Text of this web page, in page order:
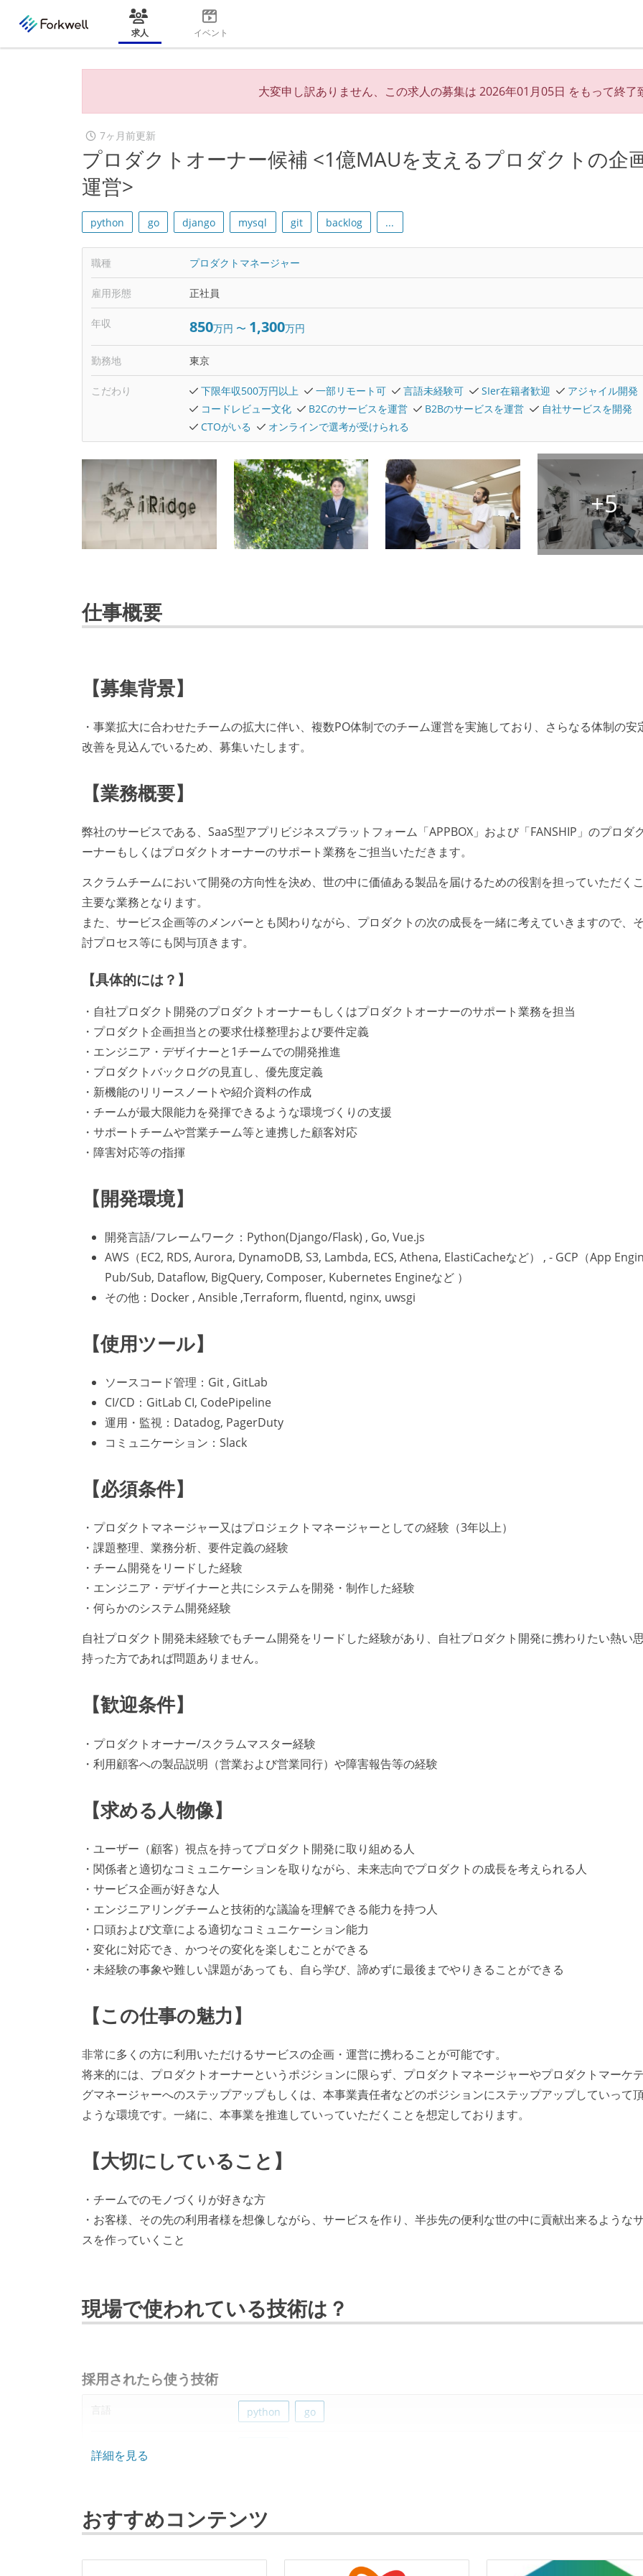
求人 イベント
大変申し訳ありません、この求人の募集は 2026年01月05日 をもって終了
7ヶ月前更新
プロダクトオーナー候補 <1億MAUを支えるプロダクトの企
運営>
python go django mysql git backlog ...
職種 プロダクトマネージャー
雇用形態 正社員
年収 850万円 〜 1,300万円
勤務地 東京
こだわり 下限年収500万円以上 一部リモート可 言語未経験可 SIer在籍者歓迎
アジャイル開発
コードレビュー文化
B2Cのサービスを運営 B2Bのサービスを運営
自社サービスを開発
CTOがいる
オンラインで選考が受けられる
仕事概要
【募集背景】
・事業拡大に合わせたチームの拡大に伴い、複数PO体制でのチーム運営を実施しており、さらなる体制の安
改善を見込んでいるため、募集いたします。
【業務概要】
弊社のサービスである、SaaS型アプリビジネスプラットフォーム「APPBOX」および「FANSHIP」のプロダ
ーナーもしくはプロダクトオーナーのサポート業務をご担当いただきます。
スクラムチームにおいて開発の方向性を決め、世の中に価値ある製品を届けるための役割を担っていただく
主要な業務となります。
また、サービス企画等のメンバーとも関わりながら、プロダクトの次の成長を一緒に考えていきますので、
討プロセス等にも関与頂きます。
【具体的には？】
・自社プロダクト開発のプロダクトオーナーもしくはプロダクトオーナーのサポート業務を担当
・プロダクト企画担当との要求仕様整理および要件定義
・エンジニア・デザイナーと1チームでの開発推進
・プロダクトバックログの見直し、優先度定義
・新機能のリリースノートや紹介資料の作成
・チームが最大限能力を発揮できるような環境づくりの支援
・サポートチームや営業チーム等と連携した顧客対応
・障害対応等の指揮
【開発環境】
開発言語/フレームワーク：Python(Django/Flask) , Go, Vue.js
AWS（EC2, RDS, Aurora, DynamoDB, S3, Lambda, ECS, Athena, ElastiCacheなど） , - GCP（App
Pub/Sub, Dataflow, BigQuery, Composer, Kubernetes Engineなど ）
その他：Docker , Ansible ,Terraform, fluentd, nginx, uwsgi
【使用ツール】
ソースコード管理：Git , GitLab
CI/CD：GitLab CI, CodePipeline
運用・監視：Datadog, PagerDuty
コミュニケーション：Slack
【必須条件】
・プロダクトマネージャー又はプロジェクトマネージャーとしての経験（3年以上）
・課題整理、業務分析、要件定義の経験
・チーム開発をリードした経験
・エンジニア・デザイナーと共にシステムを開発・制作した経験
・何らかのシステム開発経験
自社プロダクト開発未経験でもチーム開発をリードした経験があり、自社プロダクト開発に携わりたい熱い
持った方であれば問題ありません。
【歓迎条件】
・プロダクトオーナー/スクラムマスター経験
・利用顧客への製品説明（営業および営業同行）や障害報告等の経験
【求める人物像】
・ユーザー（顧客）視点を持ってプロダクト開発に取り組める人
・関係者と適切なコミュニケーションを取りながら、未来志向でプロダクトの成長を考えられる人
・サービス企画が好きな人
・エンジニアリングチームと技術的な議論を理解できる能力を持つ人
・口頭および文章による適切なコミュニケーション能力
・変化に対応でき、かつその変化を楽しむことができる
・未経験の事象や難しい課題があっても、自ら学び、諦めずに最後までやりきることができる
【この仕事の魅力】
非常に多くの方に利用いただけるサービスの企画・運営に携わることが可能です。
将来的には、プロダクトオーナーというポジションに限らず、プロダクトマネージャーやプロダクトマーケ
グマネージャーへのステップアップもしくは、本事業責任者などのポジションにステップアップしていって
ような環境です。一緒に、本事業を推進していっていただくことを想定しております。
【大切にしていること】
・チームでのモノづくりが好きな方
・お客様、その先の利用者様を想像しながら、サービスを作り、半歩先の便利な世の中に貢献出来るような
スを作っていくこと
現場で使われている技術は？
採用されたら使う技術
言語 python go
ソースコード管理 git
プロジェクト管理 backlog gitlab
詳細を見る
おすすめコンテンツ